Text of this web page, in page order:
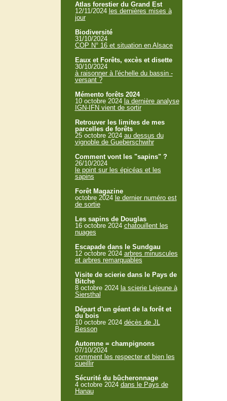
Atlas forestier du Grand Est
12/11/2024 les dernières mises à
jour
Biodiversité
31/10/2024
COP N° 16 et situation en Alsace
Eaux et Forêts, excès et disette
30/10/2024
à raisonner à l'échelle du bassin -
versant ?
Mémento forêts 2024
10 octobre 2024 la dernière analyse
IGN-IFN vient de sortir
Retrouver les limites de mes
parcelles de forêts
25 octobre 2024 au dessus du
vignoble de Gueberschwihr
Comment vont les "sapins" ?
26/10/2024
le point sur les épicéas et les
sapins
Forêt Magazine
octobre 2024 le dernier numéro est
de sortie
Les sapins de Douglas
16 octobre 2024 chatouillent les
nuages
Escapade dans le Sundgau
12 octobre 2024 arbres minuscules
et arbres remarquables
Visite de scierie dans le Pays de
Bitche
8 octobre 2024 la scierie Lejeune à
Siersthal
Départ d'un géant de la forêt et
du bois
10 octobre 2024 décès de JL
Besson
Automne = champignons
07/10/2024
comment les respecter et bien les
cueillir
Sécurité du bûcheronnage
4 octobre 2024 dans le Pays de
Hanau